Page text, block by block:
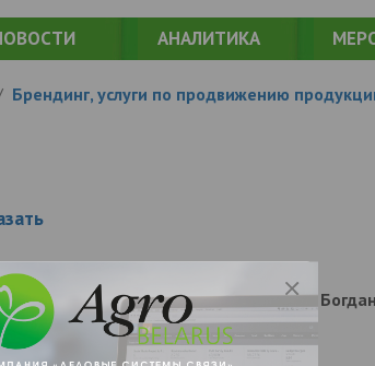
АНАЛИТИКА
Брендинг, услуги по продвижению
220123, , , , Минск,